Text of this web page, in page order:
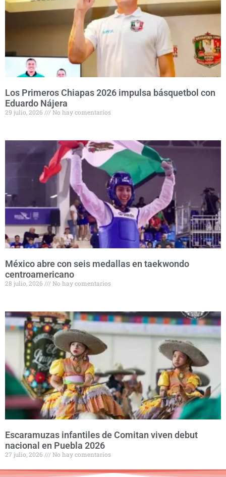
Los Primeros Chiapas 2026 impulsa básquetbol con
Eduardo Nájera
29 julio, 2026 No hay comentarios
México abre con seis medallas en taekwondo
centroamericano
28 julio, 2026 No hay comentarios
Escaramuzas infantiles de Comitan viven debut
nacional en Puebla 2026
27 julio, 2026 No hay comentarios